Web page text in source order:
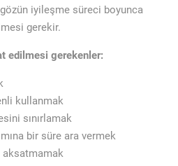
iyileşme süreci boyunca
gerekir.
edilmesi gerekenler:
kullanmak
sınırlamak
bir süre ara vermek
aksatmamak